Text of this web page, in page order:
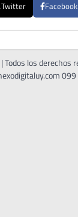
Twitter Facebook